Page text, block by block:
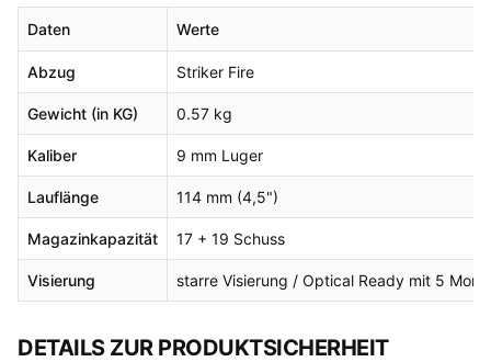
Daten Werte
Abzug Striker Fire
Gewicht (in KG) 0.57 kg
Kaliber 9 mm Luger
Lauflänge 114 mm (4,5")
Magazinkapazität 17 + 19 Schuss
Visierung starre Visierung / Optical Ready mit 5
DETAILS ZUR PRODUKTSICHERHEIT